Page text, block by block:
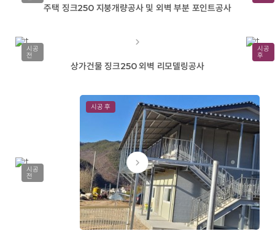
주택 징크250 지붕개량공사 및 외벽 부분 포인트공사
시공
전
시공
후
상가건물 징크250 외벽 리모델링공사
시공
전
시공 후